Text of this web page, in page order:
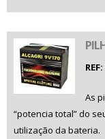
REF:
As
“potencia total” do
utilização da bateria.